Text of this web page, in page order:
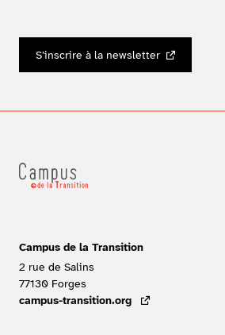
S’inscrire à la newsletter
Campus de la Transition
2 rue de Salins
77130 Forges
campus-transition.org
- lien externe